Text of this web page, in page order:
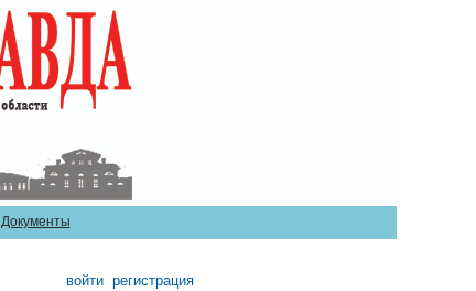
Документы
войти регистрация